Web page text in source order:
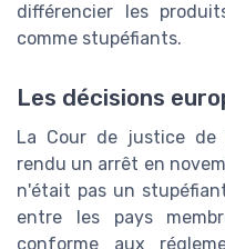
différencier les
comme stupéfiants.
Les décisions
La Cour de justice de
rendu un arrêt en
n'était pas un
entre les pays
conforme aux